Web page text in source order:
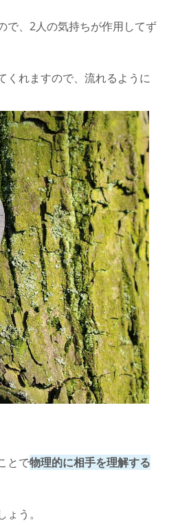
で、2人の気持ちが作用してず
くれますので、流れるように
とで物理的に相手を理解する
う。